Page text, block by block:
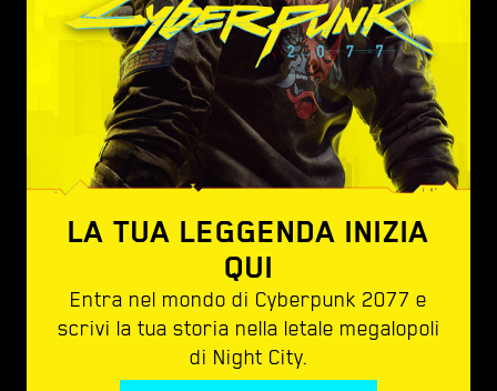
LA TUA LEGGENDA INIZIA
QUI
Entra nel mondo di Cyberpunk 2077 e
scrivi la tua storia nella letale megalopoli
di Night City.